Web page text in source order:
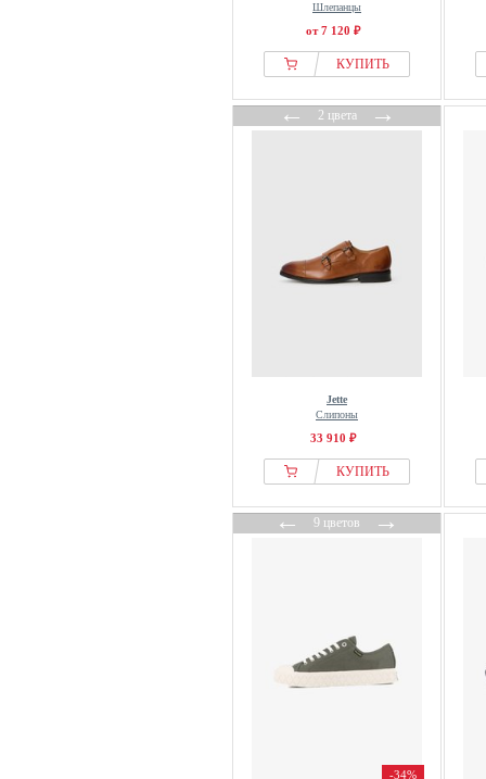
Шлепанцы
от 7 120 ₽
КУПИТЬ
←2 цвета→
Jette
Слипоны
33 910 ₽
КУПИТЬ
←9 цветов→
-34%